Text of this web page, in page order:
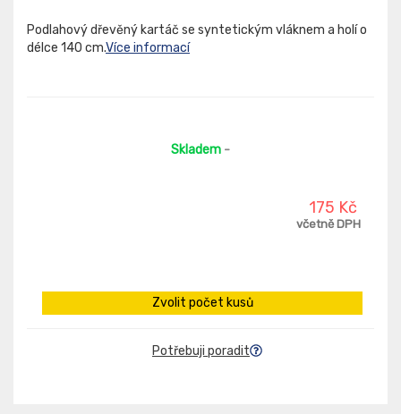
Podlahový dřevěný kartáč se syntetickým vláknem a holí o
délce 140 cm.Více informací
Skladem -
175 Kč
včetně DPH
Zvolit počet kusů
Potřebuji poradit